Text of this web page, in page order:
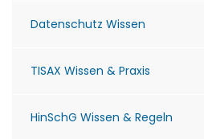
Datenschutz Wissen
TISAX Wissen & Praxis
HinSchG Wissen & Regeln